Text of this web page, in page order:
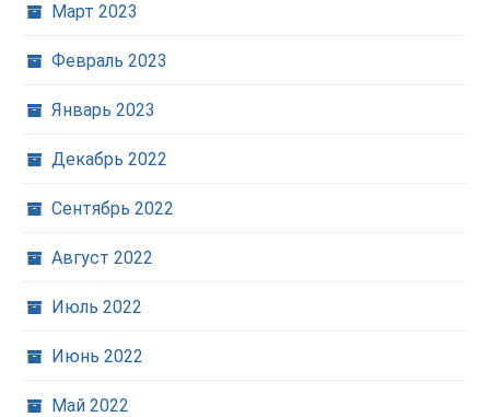
Март 2023
Февраль 2023
Январь 2023
Декабрь 2022
Сентябрь 2022
Август 2022
Июль 2022
Июнь 2022
Май 2022